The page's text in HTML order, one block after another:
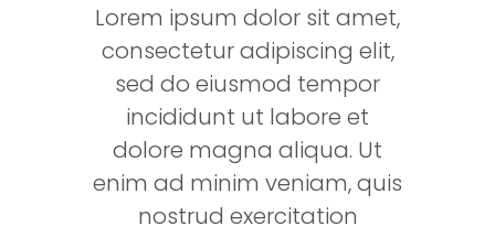
Lorem ipsum dolor sit amet,
consectetur adipiscing elit,
sed do eiusmod tempor
incididunt ut labore et
dolore magna aliqua. Ut
enim ad minim veniam, quis
nostrud exercitation